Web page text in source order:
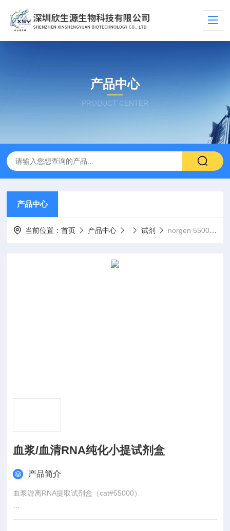
产品中心
PRODUCT CENTER
产品中心
当前位置：首页 产品中心 试剂 norgen 55000血浆/血清RNA纯化小提试剂盒
血浆/血清RNA纯化小提试剂盒
产品简介
血浆游离RNA提取试剂盒（cat#55000）
从不同体积的血浆中纯化cf-RNA。该血浆由EDTA收集的血液中